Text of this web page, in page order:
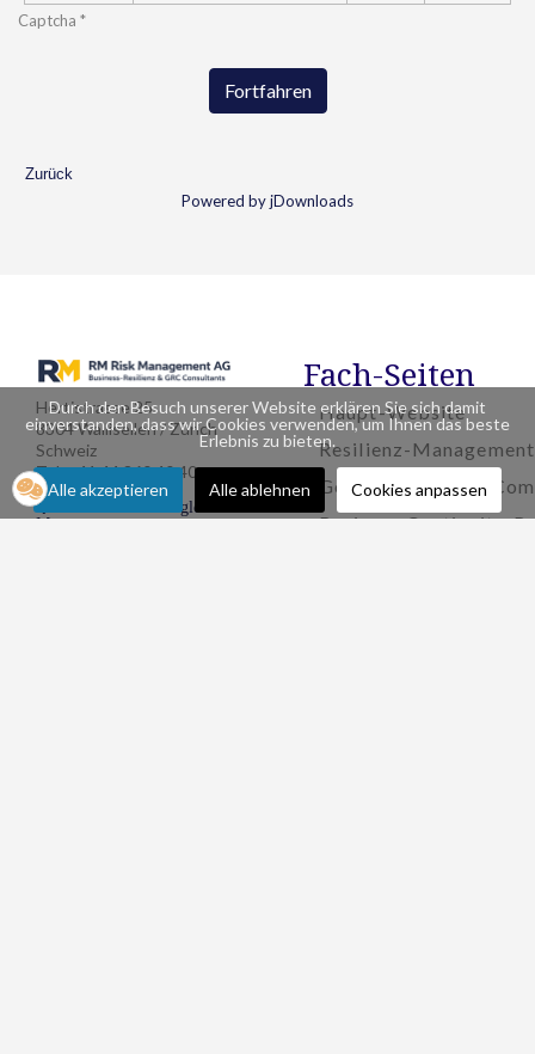
Captcha *
Fortfahren
Zurück
Powered by jDownloads
Hertistrasse 25
8304 Wallisellen / Zürich
Schweiz
Tel. +41 44 360 40 40
Google
Map
Fach-Seiten
Haupt-Website
Resilienz-Management
Governance, Risk,
Business Continuity,
Durch den Besuch unserer Website erklären Sie sich damit
einverstanden, dass wir Cookies verwenden, um Ihnen das beste
Erlebnis zu bieten.
Alle akzeptieren Alle ablehnen Cookies anpassen